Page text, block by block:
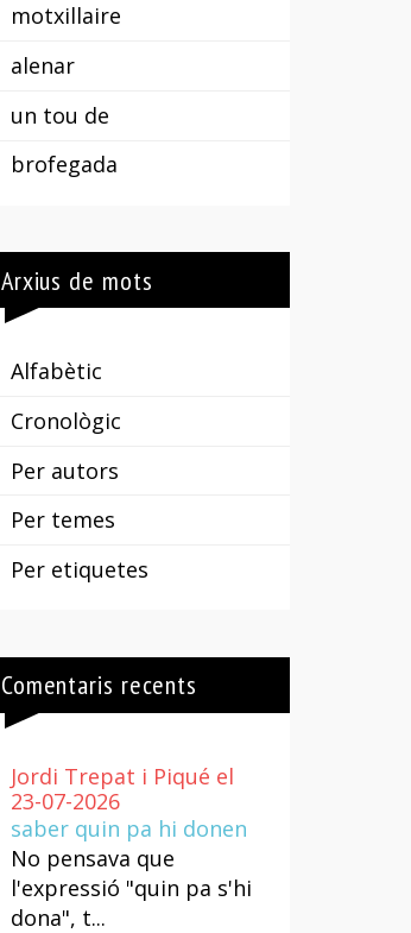
motxillaire
alenar
un tou de
brofegada
Arxius de mots
Alfabètic
Cronològic
Per autors
Per temes
Per etiquetes
Comentaris recents
Jordi Trepat i Piqué el
23-07-2026
saber quin pa hi donen
No pensava que
l'expressió "quin pa s'hi
dona", t...